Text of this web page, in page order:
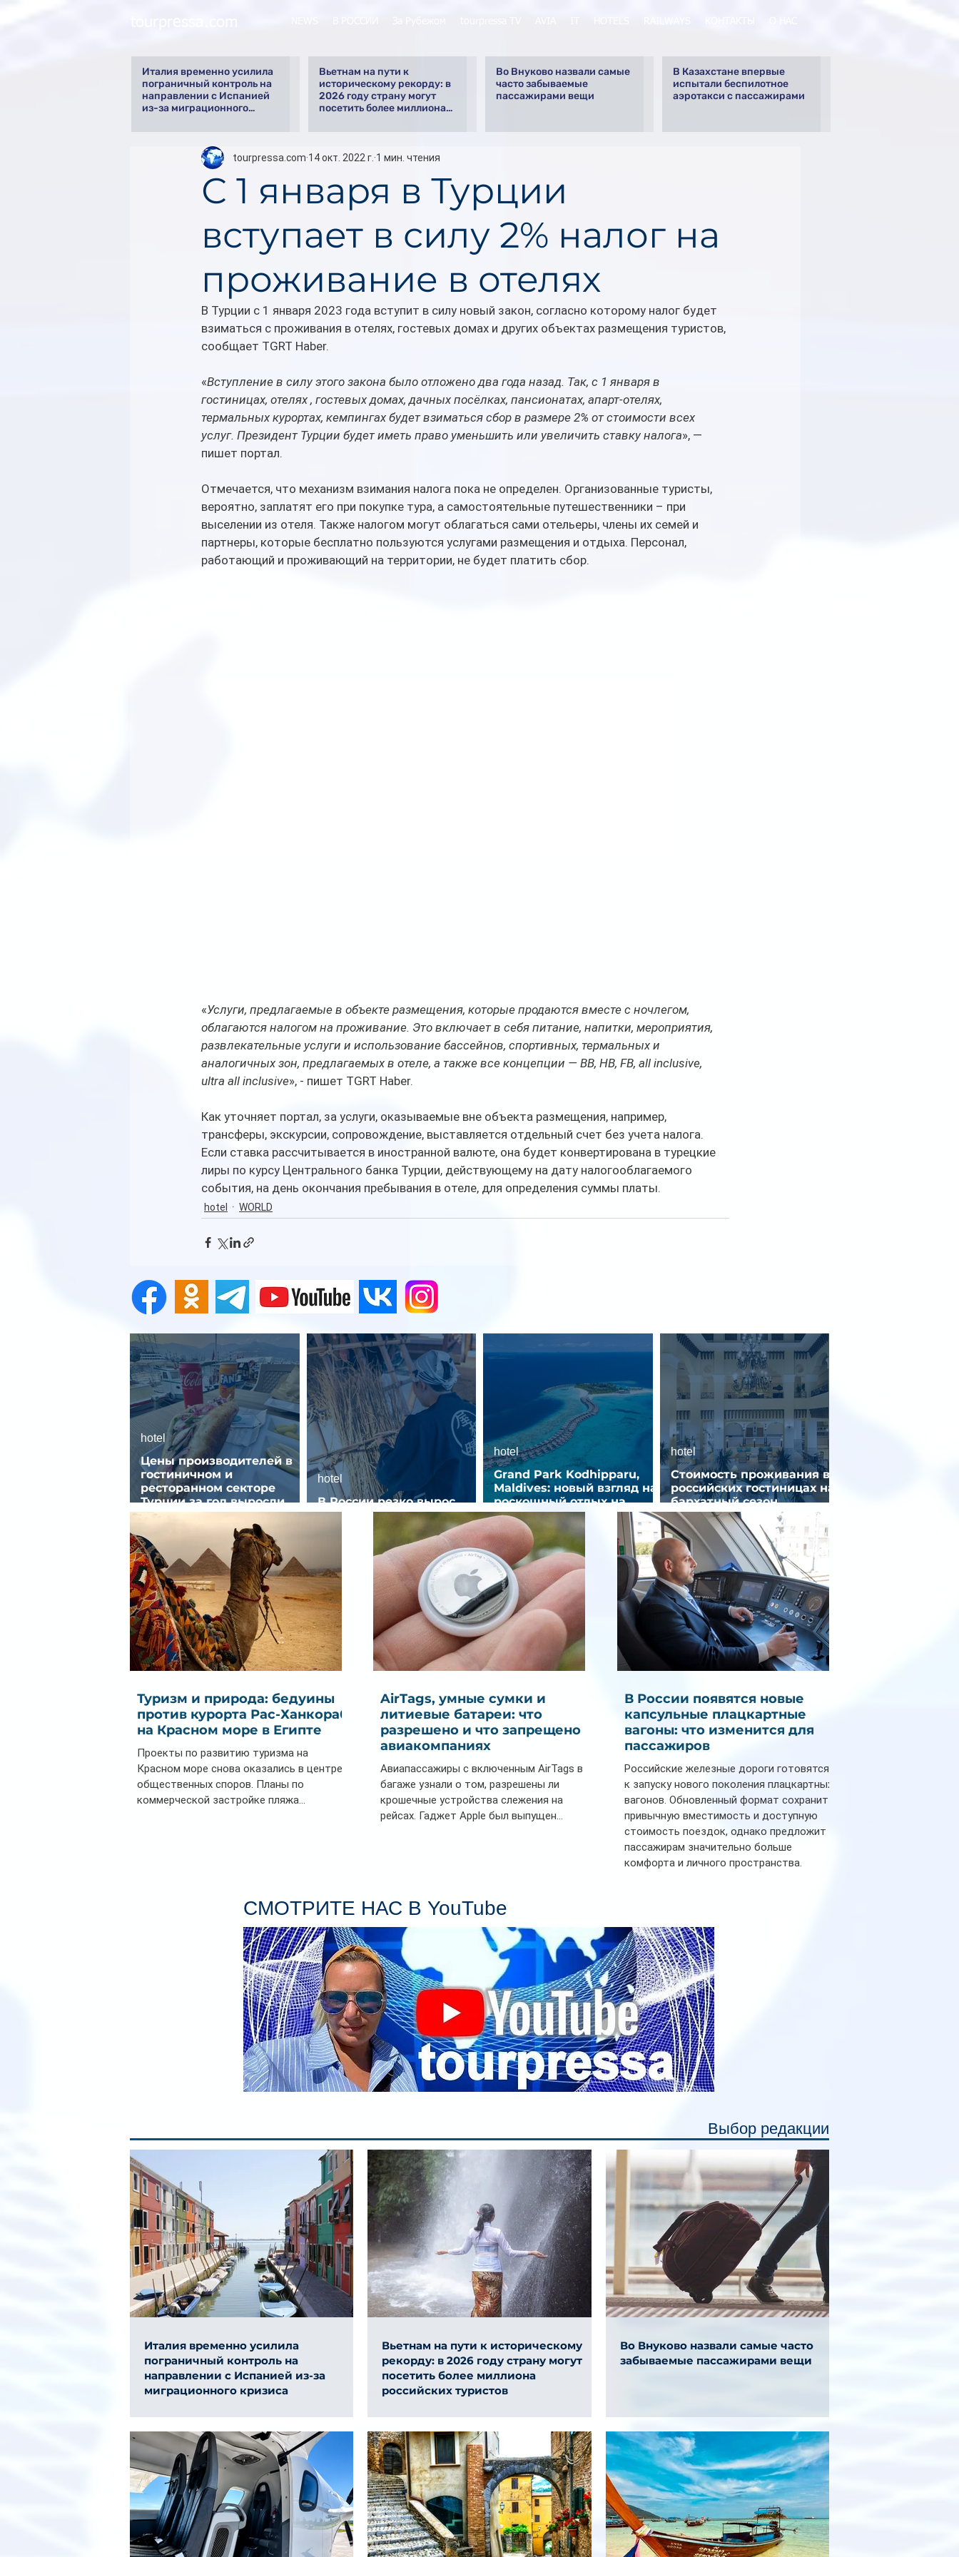
Италия временно усилила
пограничный контроль на
направлении с Испанией
из-за миграционного
Вьетнам на пути к
историческому рекорду: в
2026 году страну могут
посетить более миллиона
Во Внуково назвали самые
часто забываемые
пассажирами вещи
В Казахстане впервые
испытали беспилотное
аэротакси с пассажирами
С 1 января в Турции
вступает в силу 2% налог на
проживание в отелях
tourpressa.com 14 окт. 2022 г. 1 мин. чтения
В Турции с 1 января 2023 года вступит в силу новый закон, согласно которому налог будет
взиматься с проживания в отелях, гостевых домах и других объектах размещения туристов,
сообщает TGRT Haber.
«Вступление в силу этого закона было отложено два года назад. Так, с 1 января в
гостиницах, отелях , гостевых домах, дачных посёлках, пансионатах, апарт-отелях,
термальных курортах, кемпингах будет взиматься сбор в размере 2% от стоимости всех
услуг. Президент Турции будет иметь право уменьшить или увеличить ставку налога», —
пишет портал.
Отмечается, что механизм взимания налога пока не определен. Организованные туристы,
вероятно, заплатят его при покупке тура, а самостоятельные путешественники – при
выселении из отеля. Также налогом могут облагаться сами отельеры, члены их семей и
партнеры, которые бесплатно пользуются услугами размещения и отдыха. Персонал,
работающий и проживающий на территории, не будет платить сбор.
«Услуги, предлагаемые в объекте размещения, которые продаются вместе с ночлегом,
облагаются налогом на проживание. Это включает в себя питание, напитки, мероприятия,
развлекательные услуги и использование бассейнов, спортивных, термальных и
аналогичных зон, предлагаемых в отеле, а также все концепции — BB, HB, FB, all inclusive,
ultra all inclusive», - пишет TGRT Haber.
Как уточняет портал, за услуги, оказываемые вне объекта размещения, например,
трансферы, экскурсии, сопровождение, выставляется отдельный счет без учета налога.
Если ставка рассчитывается в иностранной валюте, она будет конвертирована в турецкие
лиры по курсу Центрального банка Турции, действующему на дату налогооблагаемого
события, на день окончания пребывания в отеле, для определения суммы платы.
hotel WORLD
Цены производителей в
гостиничном и
ресторанном секторе
Турции за год выросли
почти на 32%
hotel
В России резко вырос
спрос на отели без звезд
hotel
Grand Park Kodhipparu,
Maldives: новый взгляд на
роскошный отдых на
Мальдивах
hotel
Стоимость проживания в
российских гостиницах на
бархатный сезон
снизилась на 9%
hotel
Туризм и природа: бедуины
против курорта Рас-Ханкораб
на Красном море в Египте
Проекты по развитию туризма на
Красном море снова оказались в центре
общественных споров. Планы по
коммерческой застройке пляжа...
AirTags, умные сумки и
литиевые батареи: что
разрешено и что запрещено в
авиакомпаниях
Авиапассажиры с включенным AirTags в
багаже узнали о том, разрешены ли
крошечные устройства слежения на
рейсах. Гаджет Apple был выпущен...
В России появятся новые
капсульные плацкартные
вагоны: что изменится для
пассажиров
Российские железные дороги готовятся
к запуску нового поколения плацкартных
вагонов. Обновленный формат сохранит
привычную вместимость и доступную
стоимость поездок, однако предложит
пассажирам значительно больше
комфорта и личного пространства.
индивидуальные шторки у каждого
спального места. Они позволят
пассажирам закрыть свою полку во
время сна или отдыха, создав ощуще
СМОТРИТЕ НАС В YouTube
Выбор редакции
Италия временно усилила
пограничный контроль на
направлении с Испанией из-за
миграционного кризиса
Вьетнам на пути к историческому
рекорду: в 2026 году страну могут
посетить более миллиона
российских туристов
Во Внуково назвали самые часто
забываемые пассажирами вещи